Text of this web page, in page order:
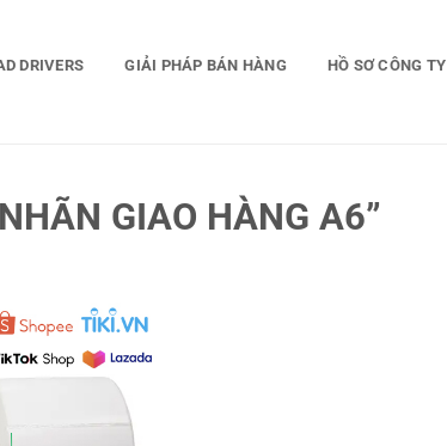
DRIVERS GIẢI PHÁP BÁN HÀNG HỒ SƠ CÔNG TY
GIAO HÀNG A6”